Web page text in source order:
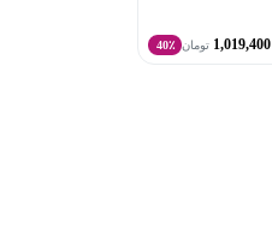
1,019,400 تومان 40٪